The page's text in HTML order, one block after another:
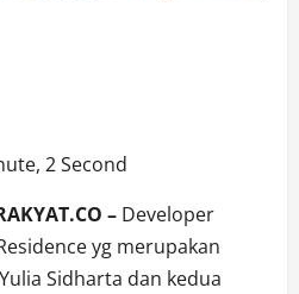
2 Second
– Developer
yg merupakan
Sidharta dan kedua